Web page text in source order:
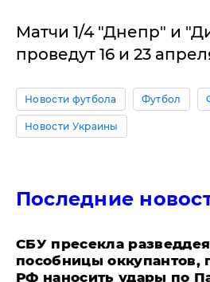
Матчи 1/4 "Днепр" и
проведут 16 и 23
Новости футбола Футбол
Новости Украины
Последние
СБУ пресекла
пособницы оккупантов,
РФ наносить удары по